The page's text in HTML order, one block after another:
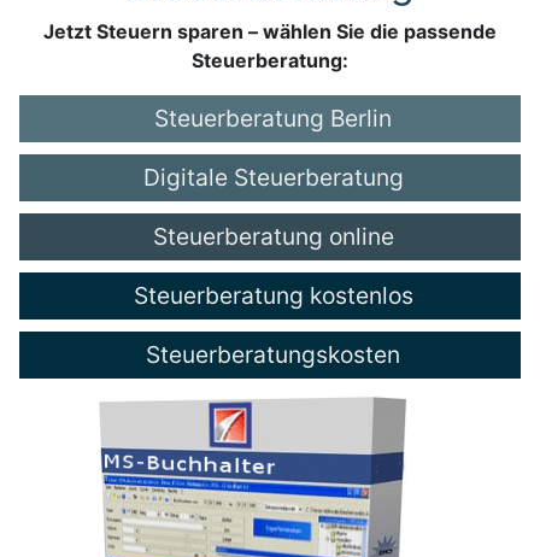
Jetzt Steuern sparen – wählen Sie die passende
Steuerberatung:
Steuerberatung Berlin
Digitale Steuerberatung
Steuerberatung online
Steuerberatung kostenlos
Steuerberatungskosten